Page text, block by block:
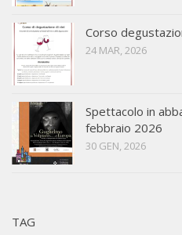
Corso
24 MAR, 2026
Spettacolo in
febbraio 2026
30 GEN, 2026
TAG